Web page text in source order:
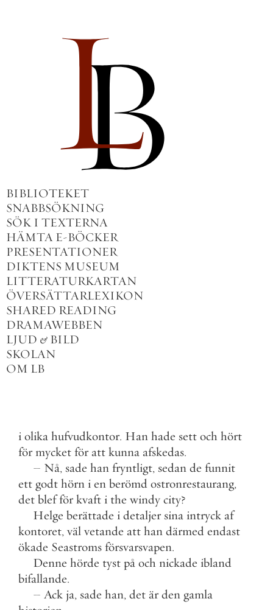
BIBLIOTEKET
SNABBSÖKNING
SÖK I TEXTERNA
HÄMTA E-BÖCKER
PRESENTATIONER
DIKTENS MUSEUM
LITTERATURKARTAN
ÖVERSÄTTARLEXIKON
SHARED READING
DRAMAWEBBEN
LJUD & BILD
SKOLAN
OM LB
i olika hufvudkontor. Han hade sett och hört
för mycket för att kunna afskedas.
– Nå, sade han fryntligt, sedan de funnit
ett godt hörn i en berömd ostronrestaurang,
det blef för kvaft i the windy city?
Helge berättade i detaljer sina intryck af
kontoret, väl vetande att han därmed endast
ökade Seastroms försvarsvapen.
Denne hörde tyst på och nickade ibland
bifallande.
– Ack ja, sade han, det är den gamla